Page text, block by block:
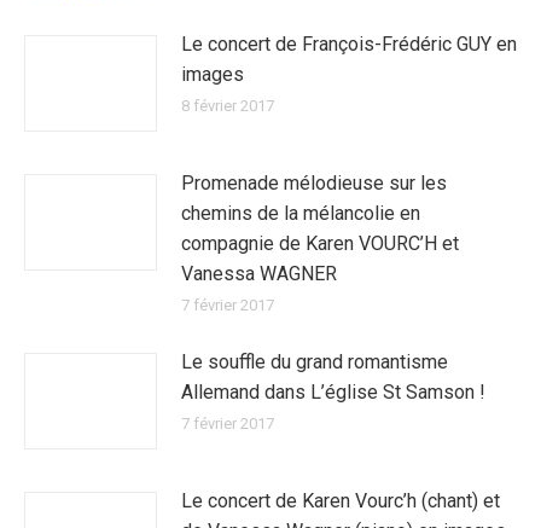
Le concert de François-Frédéric GUY en
images
8 février 2017
Promenade mélodieuse sur les
chemins de la mélancolie en
compagnie de Karen VOURC’H et
Vanessa WAGNER
7 février 2017
Le souffle du grand romantisme
Allemand dans L’église St Samson !
7 février 2017
Le concert de Karen Vourc’h (chant) et